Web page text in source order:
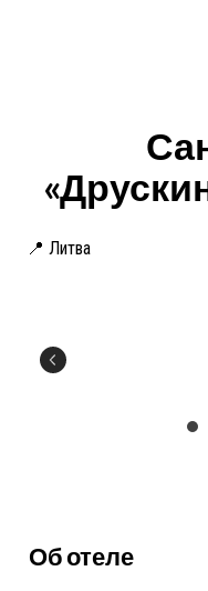
📍 Литва
Об отеле